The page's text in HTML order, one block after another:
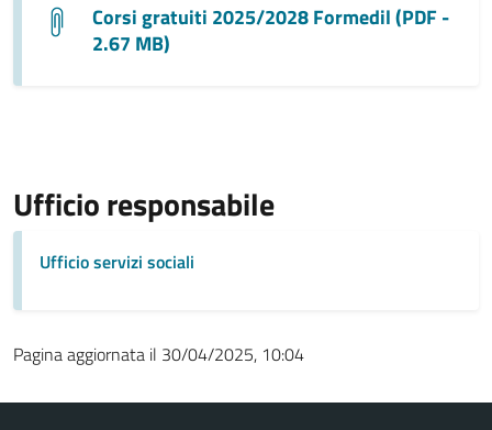
Corsi gratuiti 2025/2028 Formedil (PDF -
2.67 MB)
Ufficio responsabile
Ufficio servizi sociali
Pagina aggiornata il 30/04/2025, 10:04